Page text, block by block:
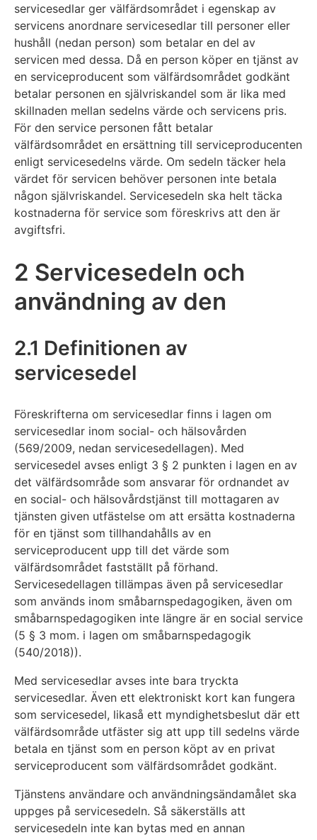
servicesedlar ger välfärdsområdet i egenskap av
servicens anordnare servicesedlar till personer eller
hushåll (nedan person) som betalar en del av
servicen med dessa. Då en person köper en tjänst av
en serviceproducent som välfärdsområdet godkänt
betalar personen en självriskandel som är lika med
skillnaden mellan sedelns värde och servicens pris.
För den service personen fått betalar
välfärdsområdet en ersättning till serviceproducenten
enligt servicesedelns värde. Om sedeln täcker hela
värdet för servicen behöver personen inte betala
någon självriskandel. Servicesedeln ska helt täcka
kostnaderna för service som föreskrivs att den är
avgiftsfri.
2 Servicesedeln och
användning av den
2.1 Definitionen av
servicesedel
Föreskrifterna om servicesedlar finns i lagen om
servicesedlar inom social- och hälsovården
(569/2009, nedan servicesedellagen). Med
servicesedel avses enligt 3 § 2 punkten i lagen en av
det välfärdsområde som ansvarar för ordnandet av
en social- och hälsovårdstjänst till mottagaren av
tjänsten given utfästelse om att ersätta kostnaderna
för en tjänst som tillhandahålls av en
serviceproducent upp till det värde som
välfärdsområdet fastställt på förhand.
Servicesedellagen tillämpas även på servicesedlar
som används inom småbarnspedagogiken, även om
småbarnspedagogiken inte längre är en social service
(5 § 3 mom. i lagen om småbarnspedagogik
(540/2018)).
Med servicesedlar avses inte bara tryckta
servicesedlar. Även ett elektroniskt kort kan fungera
som servicesedel, likaså ett myndighetsbeslut där ett
välfärdsområde utfäster sig att upp till sedelns värde
betala en tjänst som en person köpt av en privat
serviceproducent som välfärdsområdet godkänt.
Tjänstens användare och användningsändamålet ska
uppges på servicesedeln. Så säkerställs att
servicesedeln inte kan bytas med en annan